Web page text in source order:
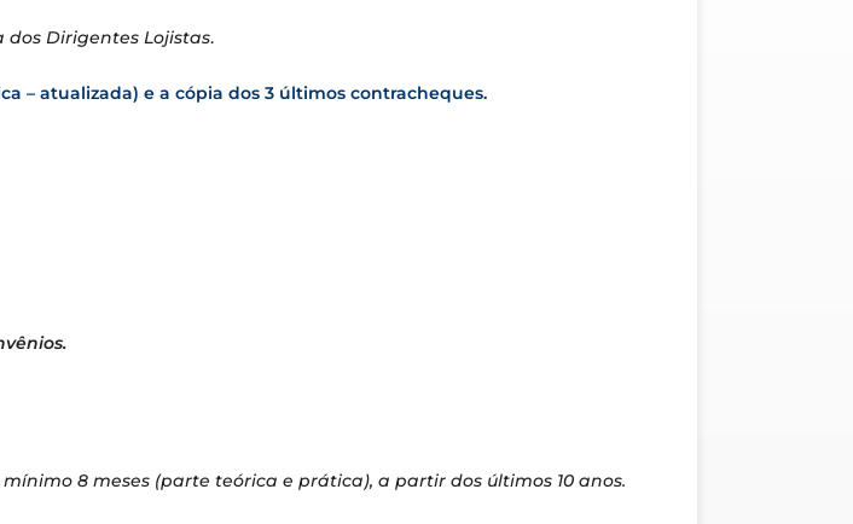
dos Dirigentes Lojistas.
– atualizada) e a cópia dos 3 últimos contracheques.
8 meses (parte teórica e prática), a partir dos últimos 10 anos.